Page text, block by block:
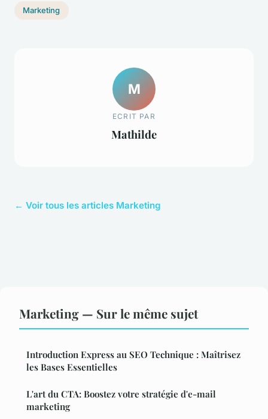
Marketing
M
ECRIT PAR
Mathilde
← Voir tous les articles Marketing
Marketing — Sur le même sujet
Introduction Express au SEO Technique : Maîtrisez
les Bases Essentielles
L'art du CTA: Boostez votre stratégie d'e-mail
marketing